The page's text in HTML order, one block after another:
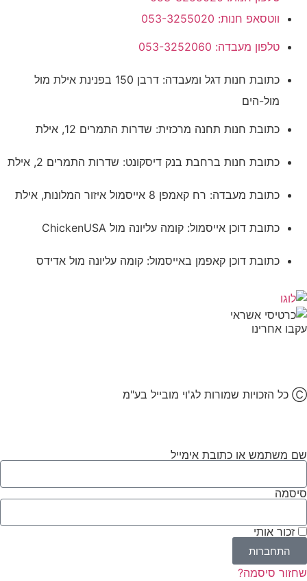
ווטסאפ חנות: 053-3255020
טלפון מעבדה: 053-3252060
כתובת חנות דגל ומעבדה: דרבן 150 בפנינת אילת מול
מול-הים
כתובת חנות תחנה מרכזית: שדרות התמרים 12, אילת
כתובת חנות ברחבת בנק דיסקונט: שדרות התמרים 2, אילת
כתובת מעבדה: רח קאמפן 8 אייסמול איזור המלונות, אילת
כתובת דוכן אייסמול: קומה עליונה מול ChickenUSA
כתובת דוכן קאפמן באייסמול: קומה עליונה מול אדידס
עקבו אחרינו
Ⓒ כל הזכויות שמורות לג'וי מובייל בע"מ
שם משתמש או כתובת אימייל
סיסמה
זכור אותי
התחברות
שחזור סיסמה?